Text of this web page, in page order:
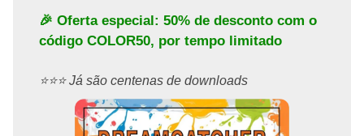
🎉 Oferta especial: 50% de desconto com o
código COLOR50, por tempo limitado
⭐️⭐️⭐️ Já são centenas de downloads